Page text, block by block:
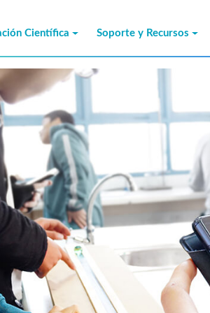
Científica Soporte y Recursos